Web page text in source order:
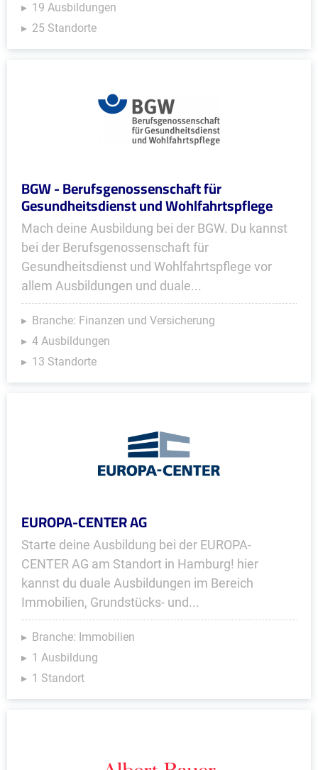
19 Ausbildungen
25 Standorte
BGW - Berufsgenossenschaft für
Gesundheitsdienst und Wohlfahrtspflege
Mach deine Ausbildung bei der BGW. Du kannst
bei der Berufsgenossenschaft für
Gesundheitsdienst und Wohlfahrtspflege vor
allem Ausbildungen und duale...
Branche: Finanzen und Versicherung
4 Ausbildungen
13 Standorte
EUROPA-CENTER AG
Starte deine Ausbildung bei der EUROPA-
CENTER AG am Standort in Hamburg! hier
kannst du duale Ausbildungen im Bereich
Immobilien, Grundstücks- und...
Branche: Immobilien
1 Ausbildung
1 Standort